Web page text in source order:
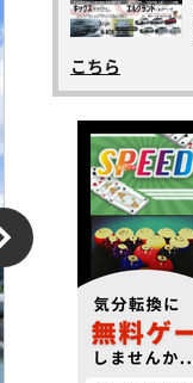
こちら